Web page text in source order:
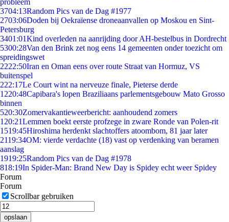
probleem
3704:13Random Pics van de Dag #1977
2703:06Doden bij Oekraïense droneaanvallen op Moskou en Sint-
Petersburg
3401:01Kind overleden na aanrijding door AH-bestelbus in Dordrecht
5300:28Van den Brink zet nog eens 14 gemeenten onder toezicht om
spreidingswet
2222:50Iran en Oman eens over route Straat van Hormuz, VS
buitenspel
222:17Le Court wint na nerveuze finale, Pieterse derde
1220:48Capibara's lopen Braziliaans parlementsgebouw Mato Grosso
binnen
520:30Zomervakantieweerbericht: aanhoudend zomers
1 20:21Lemmen boekt eerste profzege in zware Ronde van Polen-rit
1519:45Hiroshima herdenkt slachtoffers atoombom, 81 jaar later
2119:34OM: vierde verdachte (18) vast op verdenking van beramen
aanslag
1919:25Random Pics van de Dag #1978
818:19In Spider-Man: Brand New Day is Spidey echt weer Spidey
Forum
Forum
Scrollbar gebruiken
opslaan